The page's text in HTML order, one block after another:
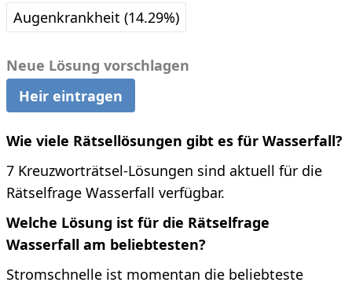
Augenkrankheit (14.29%)
Neue Lösung vorschlagen
Heir eintragen
Wie viele Rätsellösungen gibt es für Wasserfall?
7 Kreuzworträtsel-Lösungen sind aktuell für die
Rätselfrage Wasserfall verfügbar.
Welche Lösung ist für die Rätselfrage
Wasserfall am beliebtesten?
Stromschnelle ist momentan die beliebteste